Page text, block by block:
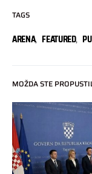
TAGS
ARENA, FEATURED,
MOŽDA STE